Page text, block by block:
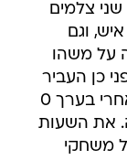
צלמים
בלבד), האולם היה חצי ריק, עם 4,124 איש, וגם
על משהו
כן העביר
עם אישה בניו יורק, ובשמונה בבוקר, אחרי בערך 0
את השעות
משחקי